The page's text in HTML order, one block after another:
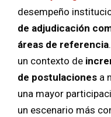
desempeño
de adjudicación
áreas de referencia
un contexto de
de postulaciones a
una mayor
un escenario más